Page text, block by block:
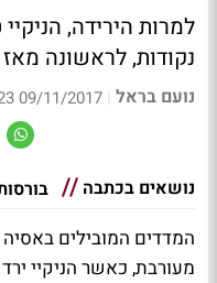
נקודות, לראשונה מאז 1992, שנחאי עלתה 0.35%
נועם בראל |
09/11/2017 08:23
נושאים בכתבה
המדדים המובילים